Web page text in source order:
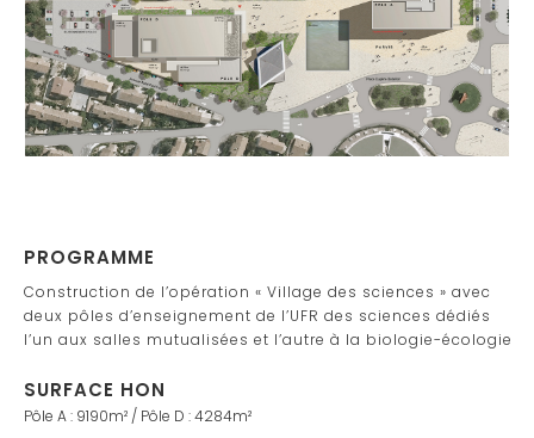
PROGRAMME
Construction de l’opération « Village des sciences » avec
deux pôles d’enseignement de l’UFR des sciences dédiés
l’un aux salles mutualisées et l’autre à la biologie-écologie
SURFACE HON
Pôle A : 9190m² / Pôle D : 4284m²